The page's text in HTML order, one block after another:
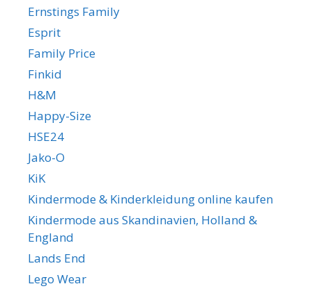
Ernstings Family
Esprit
Family Price
Finkid
H&M
Happy-Size
HSE24
Jako-O
KiK
Kindermode & Kinderkleidung online kaufen
Kindermode aus Skandinavien, Holland &
England
Lands End
Lego Wear